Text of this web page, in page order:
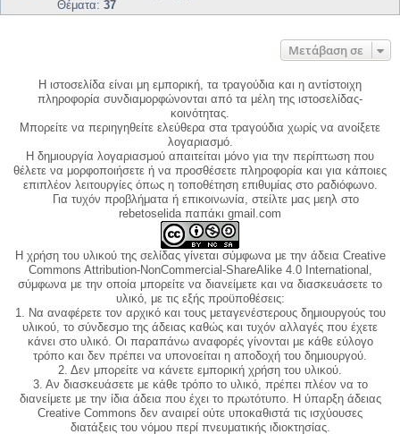
Θέματα: 37
Μετάβαση σε
Η ιστοσελίδα είναι μη εμπορική, τα τραγούδια και η αντίστοιχη
πληροφορία συνδιαμορφώνονται από τα μέλη της ιστοσελίδας-
κοινότητας.
Μπορείτε να περιηγηθείτε ελεύθερα στα τραγούδια χωρίς να ανοίξετε
λογαριασμό.
Η δημιουργία λογαριασμού απαιτείται μόνο για την περίπτωση που
θέλετε να μορφοποιήσετε ή να προσθέσετε πληροφορία και για κάποιες
επιπλέον λειτουργίες όπως η τοποθέτηση επιθυμίας στο ραδιόφωνο.
Για τυχόν προβλήματα ή επικοινωνία, στείλτε μας μεηλ στο
rebetoselida παπάκι gmail.com
Η χρήση του υλικού της σελίδας γίνεται σύμφωνα με την άδεια Creative
Commons Attribution-NonCommercial-ShareAlike 4.0 International,
σύμφωνα με την οποία μπορείτε να διανείμετε και να διασκευάσετε το
υλικό, με τις εξής προϋποθέσεις:
1. Να αναφέρετε τον αρχικό και τους μεταγενέστερους δημιουργούς του
υλικού, το σύνδεσμο της άδειας καθώς και τυχόν αλλαγές που έχετε
κάνει στο υλικό. Οι παραπάνω αναφορές γίνονται με κάθε εύλογο
τρόπο και δεν πρέπει να υπονοείται η αποδοχή του δημιουργού.
2. Δεν μπορείτε να κάνετε εμπορική χρήση του υλικού.
3. Αν διασκευάσετε με κάθε τρόπο το υλικό, πρέπει πλέον να το
διανείμετε με την ίδια άδεια που έχει το πρωτότυπο. Η ύπαρξη άδειας
Creative Commons δεν αναιρεί ούτε υποκαθιστά τις ισχύουσες
διατάξεις του νόμου περί πνευματικής ιδιοκτησίας.